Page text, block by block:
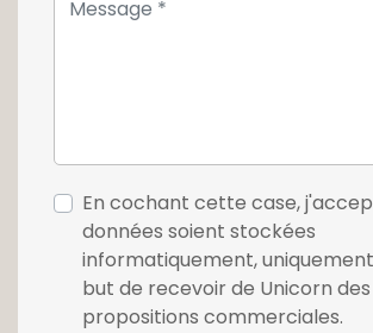
En cochant cette case,
données soient stockées
informatiquement,
but de recevoir de Unicorn des
propositions commerciales.